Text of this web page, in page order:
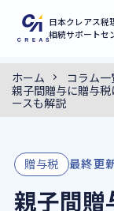
日本クレアス税
相続サポートセ
ホーム コラム一
親子間贈与に贈与
ースも解説
贈与税 最終更
親子間贈